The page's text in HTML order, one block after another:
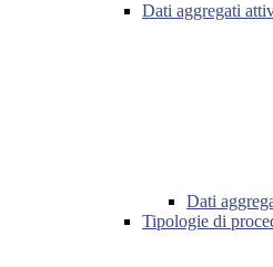
Dati aggregati
Dati
Tipologie di